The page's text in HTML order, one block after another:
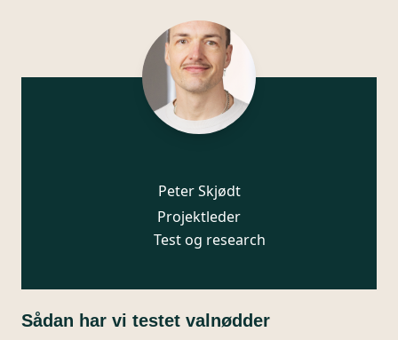
Peter Skjødt
Projektleder
Test og research
Sådan har vi testet valnødder